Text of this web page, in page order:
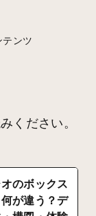
テンツ
ください。
のボックス
が違う？デ